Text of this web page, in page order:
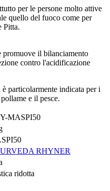
per le persone molto attive
quello del fuoco come per
Pitta.
promuove il bilanciamento
contro l'acidificazione
è particolarmente indicata per i
e il pesce.
MASPI50
RHYNER
ridotta